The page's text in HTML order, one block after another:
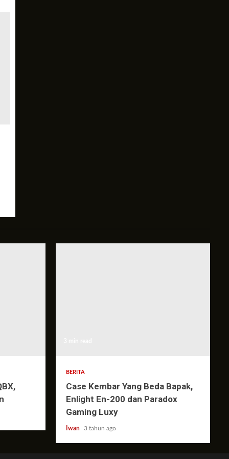
BERITA
Case Kembar Yang Beda Bapak,
Enlight En-200 dan Paradox
Gaming Luxy
Iwan 3 tahun ago